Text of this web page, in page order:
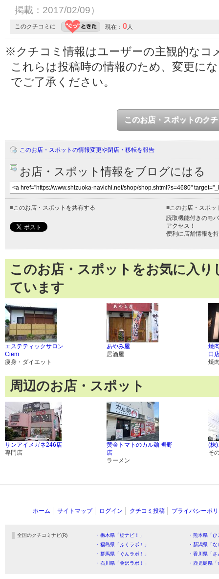
掲載：2017/02/09）
このクチコミに 現在： 0人
※クチコミ情報はユーザーの主観的なコ
これらは投稿時の情報のため、変更に
でご了承ください。
このお店・スポットのク
このお店・スポットの情報変更や閉店・移転を報告
お店・スポット情報をブログにはる
■このお店・スポットを共有する ■このお店・スポッ
読取機能付きのモ
アクセス！
便利に店舗情報を
このお店・スポットをお気に入
ています
エステティックサロン
Ciem
痩身・ダイエット
あやみ屋
居酒屋
焼
口
焼
周辺のお店・スポット
サンアイメガネ246店
専門店
黄金トマトのカル麺 裾野
店
ラーメン
(株
そ
ホーム サイトマップ ログイン クチコミ投稿 プライバシーポ
全国のクチコミナビ(R) ・栃木県「栃ナビ！」
・熊本県「
・福島県「ふくラボ！」
・新潟県「
・群馬県「ぐんラボ！」
・香川県「
・石川県「金沢ラボ！」
・鹿児島県